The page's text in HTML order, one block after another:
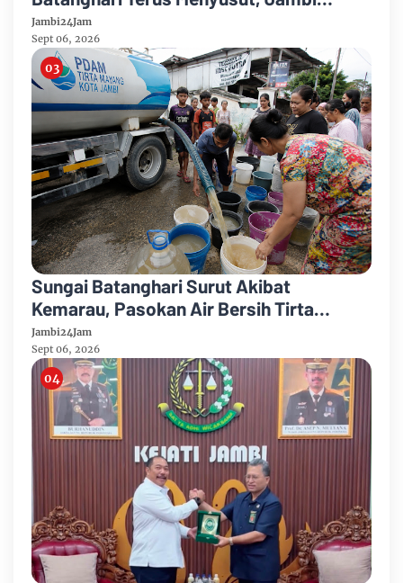
Hadapi Ancaman Krisis Air Bersih dan
Karhutla
Jambi24Jam
Sept 06, 2026
Sungai Batanghari Surut Akibat
Kemarau, Pasokan Air Bersih Tirta
Mayang Jambi Keruh
Jambi24Jam
Sept 06, 2026